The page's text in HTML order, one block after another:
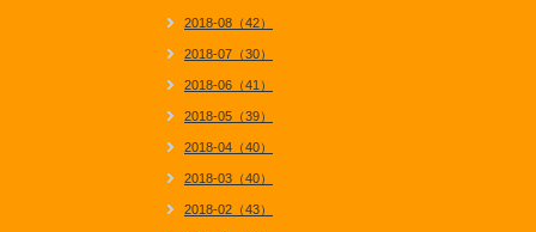
2018-08（42）
2018-07（30）
2018-06（41）
2018-05（39）
2018-04（40）
2018-03（40）
2018-02（43）